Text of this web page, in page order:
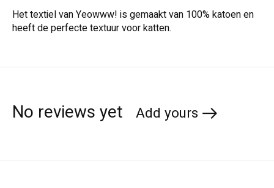
Het textiel van Yeowww! is gemaakt van 100% katoen en
heeft de perfecte textuur voor katten.
No reviews yet Add yours